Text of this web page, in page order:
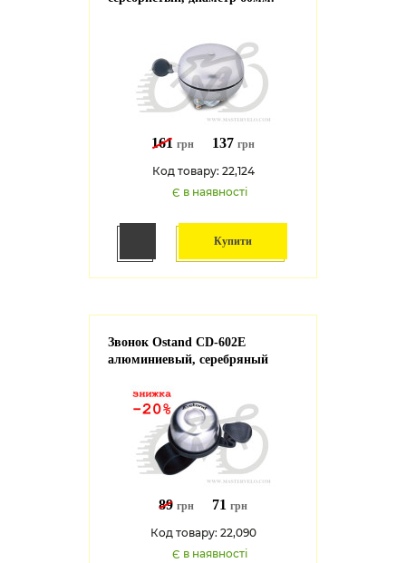
161 грн 137 грн
Код товару: 22,124
Є в наявності
Купити
Звонок Ostand CD-602Е
алюминиевый, серебряный
89 грн 71 грн
Код товару: 22,090
Є в наявності